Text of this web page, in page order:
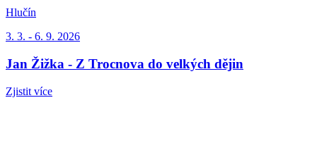
Hlučín
3. 3. - 6. 9. 2026
Jan Žižka - Z Trocnova do velkých dějin
Zjistit více